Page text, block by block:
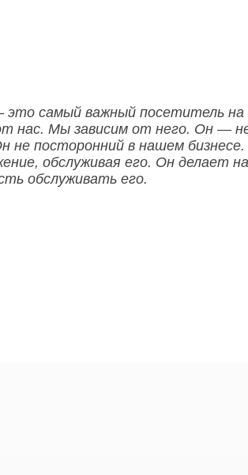
самый важный посетитель
нас. Мы зависим от него. Он —
не посторонний в нашем
обслуживая его. Он делает
обслуживать его.